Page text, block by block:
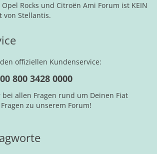
Rocks und Citroën Ami Forum ist KEIN
von Stellantis.
offiziellen Kundenservice:
00 800 3428 0000
bei allen Fragen rund um Deinen Fiat
zu unserem Forum!